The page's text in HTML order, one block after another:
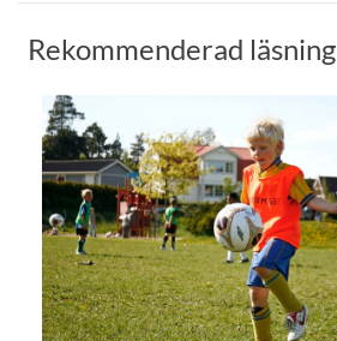
Rekommenderad läsning